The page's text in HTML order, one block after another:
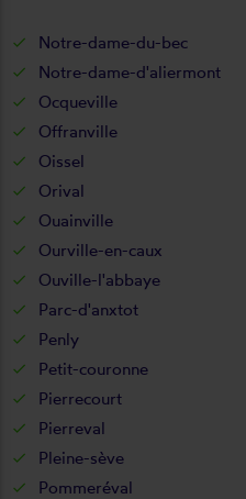
Notre-dame-du-bec
Notre-dame-d'aliermont
Ocqueville
Offranville
Oissel
Orival
Ouainville
Ourville-en-caux
Ouville-l'abbaye
Parc-d'anxtot
Penly
Petit-couronne
Pierrecourt
Pierreval
Pleine-sève
Pommeréval